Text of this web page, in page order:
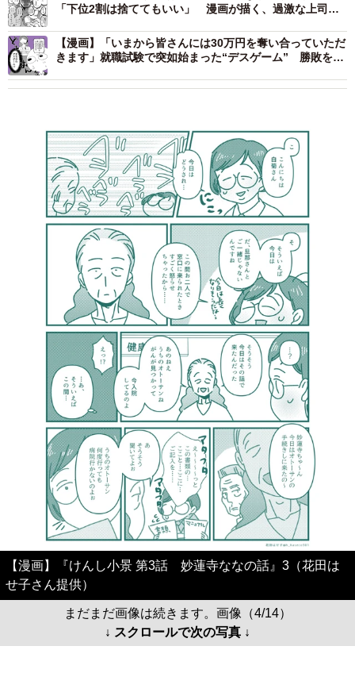
「下位2割は捨ててもいい」 漫画が描く、過激な上司
【漫画】「いまから皆さんには30万円を奪い合っていただ
きます」就職試験で突如始まった“デスゲーム” 勝敗を分
【漫画】『けんし小景 第3話 妙蓮寺ななの話』3（花田は
せ子さん提供）
まだまだ画像は続きます。画像（4/14）
↓ スクロールで次の写真 ↓